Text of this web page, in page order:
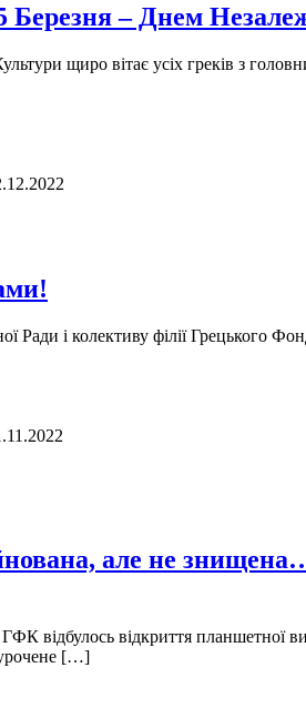
Березня – Днем
щиро вітає усіх греків з
Ради і колективу філії
але не
ГФК відбулось відкриття
[…]